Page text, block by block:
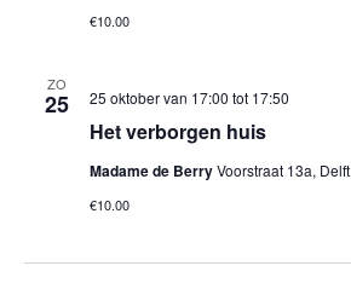
€10.00
ZO
25
Het verborgen huis
25 oktober van 17:00 tot 17:50
Madame de BerryVoorstraat 13a, Delft
€10.00